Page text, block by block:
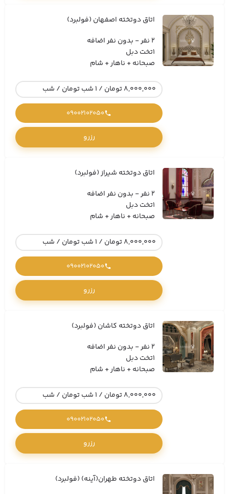
اتاق دوتخته اصفهان (فولبرد)
2 نفر - بدون نفر اضافه
1تخت دبل
صبحانه + ناهار + شام
8,000,000 تومان / 1 شب تومان / شب
09002102050
رزرو
اتاق دوتخته شیراز (فولبرد)
2 نفر - بدون نفر اضافه
1تخت دبل
صبحانه + ناهار + شام
8,000,000 تومان / 1 شب تومان / شب
09002102050
رزرو
اتاق دوتخته کاشان (فولبرد)
2 نفر - بدون نفر اضافه
1تخت دبل
صبحانه + ناهار + شام
8,000,000 تومان / 1 شب تومان / شب
09002102050
رزرو
اتاق دوتخته طهران(آینه) (فولبرد)